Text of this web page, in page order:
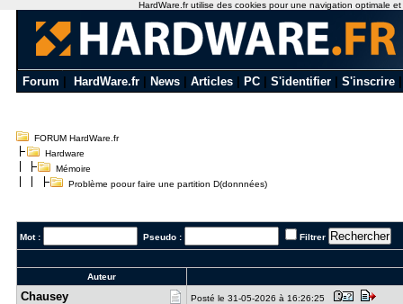
Forum HardWare.fr News Articles PC S'identifier S'inscrire
FORUM HardWare.fr
Hardware
Mémoire
Problème poour faire une partition D(donnnées)
Mot : Pseudo : Filtrer
Auteur
Chausey Posté le 31-05-2026 à 16:26:25
HardWare.fr utilise des cookies pour une navigation optimale